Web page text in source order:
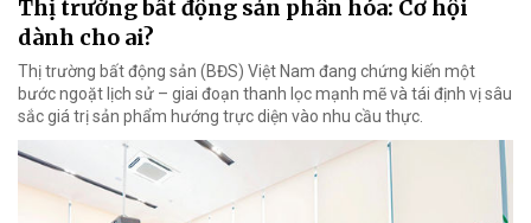
Thị trường bất động sản phân hóa: Cơ hội
dành cho ai?
Thị trường bất động sản (BĐS) Việt Nam đang chứng kiến một
bước ngoặt lịch sử – giai đoạn thanh lọc mạnh mẽ và tái định vị sâu
sắc giá trị sản phẩm hướng trực diện vào nhu cầu thực.